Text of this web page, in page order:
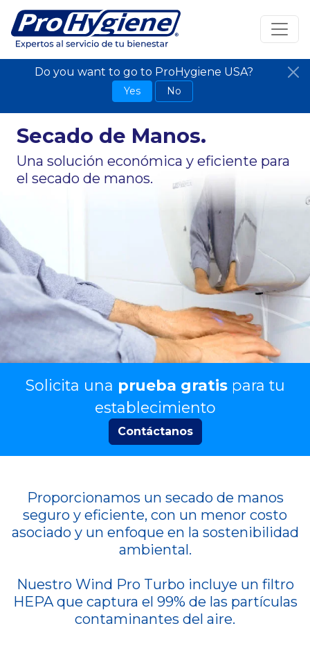
Do you want to go to ProHygiene USA?
Yes No
Secado de Manos.
Una solución económica y eficiente para
el secado de manos.
Solicita una prueba gratispara tu
establecimiento
Contáctanos
Proporcionamos un secado de manos
seguro y eficiente, con un menor costo
asociado y un enfoque en la sostenibilidad
ambiental.
Nuestro Wind Pro Turbo incluye un filtro
HEPA que captura el 99% de las partículas
contaminantes del aire.